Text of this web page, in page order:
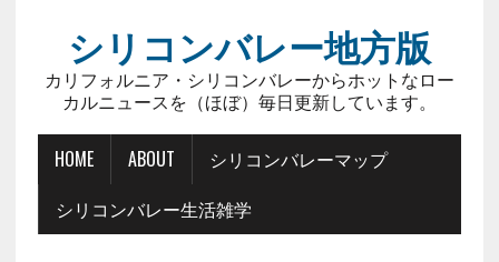
シリコンバレー地方版
カリフォルニア・シリコンバレーからホットなロー
カルニュースを（ほぼ）毎日更新しています。
HOME ABOUT
シリコンバレーマップ
シリコンバレー生活雑学